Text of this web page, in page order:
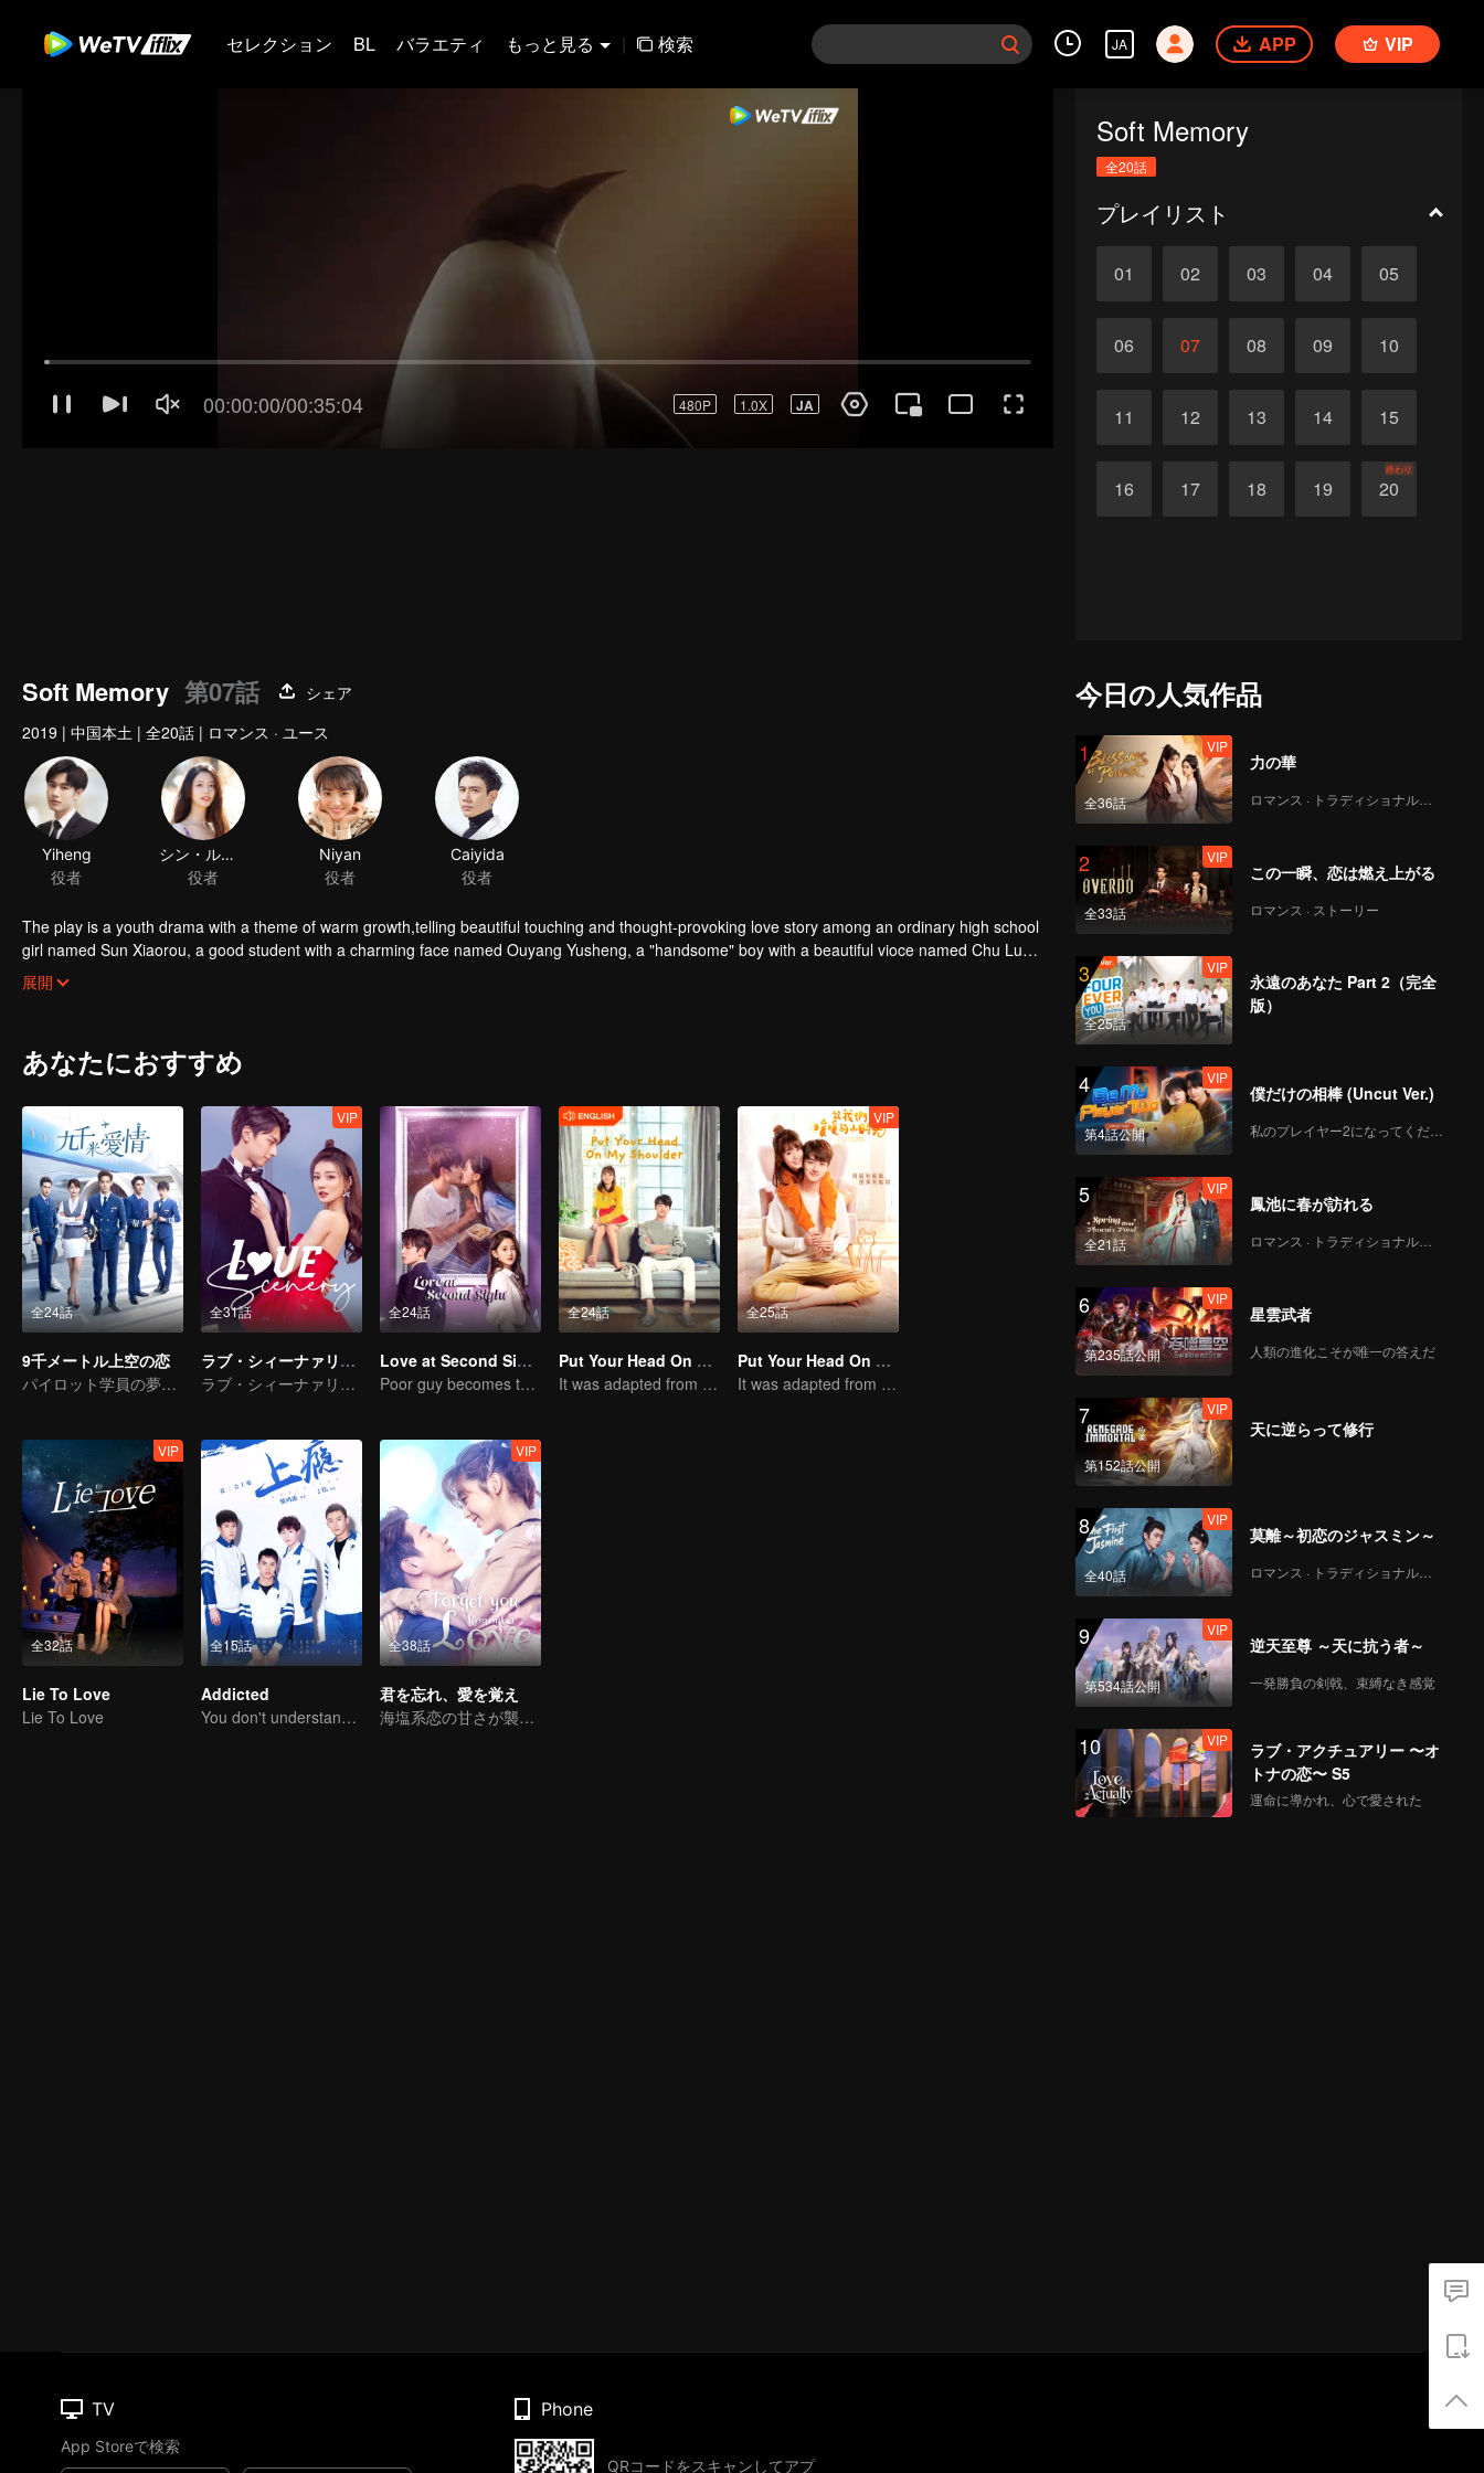
セレクション BL バラエティ もっと見る | 検索 JA APP VIP
Soft Memory
全20話
プレイリスト
01 02 03 04 05
06 07 08 09 10
11 12 13 14 15
16 17 18 19 20
終わり
Soft Memory 第07話
シェア
2019 | 中国本土 | 全20話 | ロマンス · ユース
Yiheng
役者
シン・ルイチー
役者
Niyan
役者
Caiyida
役者
The play is a youth drama with a theme of warm growth,telling beautiful touching and thought-provoking love story among an ordinary high school
girl named Sun Xiaorou, a good student with a charming face named Ouyang Yusheng, a "handsome" boy with a beautiful vioce named Chu Lu
and a fan of music named Gao Yuan.
展開
あなたにおすすめ
全24話
9千メートル上空の恋
パイロット学員の夢に向う青春の旅
全31話
VIP
ラブ・シィーナァリィ～恋の季節に恋の景色～
ラブ・シィーナァリィ～恋の季節に恋の景色～
全24話
Love at Second Sight
Poor guy becomes the domineering CEO and pursues his first love
全24話
Put Your Head On My Shoulder (Eng Dub)
It was adapted from the same series of novels as "A Love so Beautiful"
全25話
VIP
Put Your Head On My Shoulder
It was adapted from the same series of novels as "A Love so Beautiful"
全32話
VIP
Lie To Love
Lie To Love
全15話
Addicted
You don't understand, It's also love
全38話
VIP
君を忘れ、愛を覚え
海塩系恋の甘さが襲ってくる
今日の人気作品
1
全36話
VIP
力の華
ロマンス · トラディショナル・コスチューム
2
全33話
VIP
この一瞬、恋は燃え上がる
ロマンス · ストーリー
3
全25話
VIP
永遠のあなた Part 2（完全
版）
4
第4話公開
VIP
僕だけの相棒 (Uncut Ver.)
私のプレイヤー2になってください
5
全21話
VIP
鳳池に春が訪れる
ロマンス · トラディショナル・コスチューム
6
第235話公開
VIP
星雲武者
人類の進化こそが唯一の答えだ
7
第152話公開
VIP
天に逆らって修行
8
全40話
VIP
莫離～初恋のジャスミン～
ロマンス · トラディショナル・コスチューム
9
第534話公開
VIP
逆天至尊 ～天に抗う者～
一発勝負の剣戟、束縛なき感覚
10 VIP
ラブ・アクチュアリー 〜オ
トナの恋〜 S5
運命に導かれ、心で愛された
TV
App Storeで検索
Phone
QRコードをスキャンしてアプ